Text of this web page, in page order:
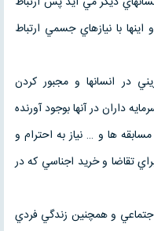
اينها با نيازهاي جسمي ارتباط
در انسانها و مجبور كردن
داران در آنها بوجود آورنده
ها و … نياز به احترام و
تقاضا و خريد اجناسي كه در
و همچنين زندگي فردي